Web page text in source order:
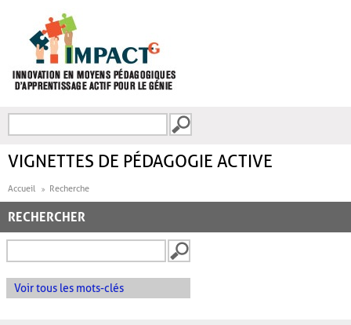
FORMULAIRE DE
VIGNETTES DE PÉDAGOGIE ACTIVE
Accueil Recherche
RECHERCHER
Voir tous les mots-clés